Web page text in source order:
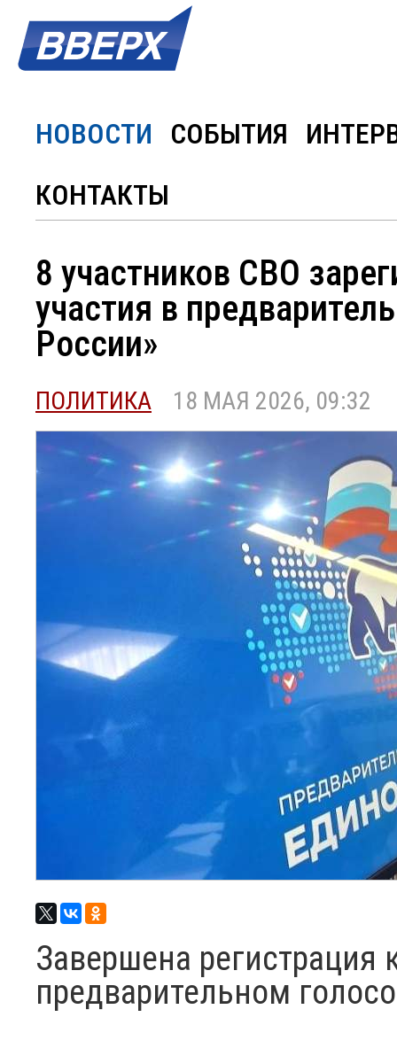
НОВОСТИ СОБЫТИЯ
КОНТАКТЫ
8 участников СВО
участия в
России»
ПОЛИТИКА 18 МАЯ 2026, 09:32
Завершена регистрация
предварительном